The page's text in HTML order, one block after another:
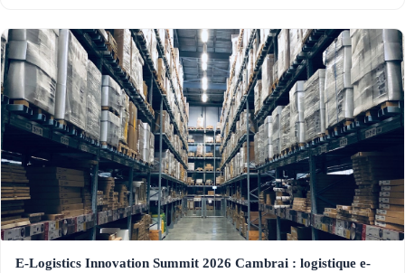
E-Logistics Innovation Summit 2026 Cambrai : logistique e-